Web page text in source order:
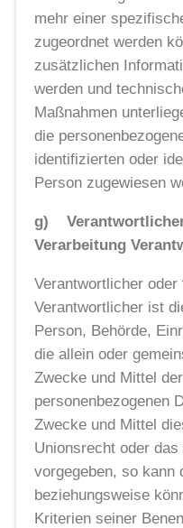
mehr einer
zugeordnet werden
zusätzlichen
werden und
Maßnahmen
die
identifizierten oder
Person zugewiesen
g)
Verarbeitung
Verantwortlicher
Verantwortlicher ist
Person, Behörde,
die allein oder
Zwecke und Mittel
personenbezogenen
Zwecke und Mittel
Unionsrecht oder
vorgegeben, so kann
beziehungsweise
Kriterien seiner